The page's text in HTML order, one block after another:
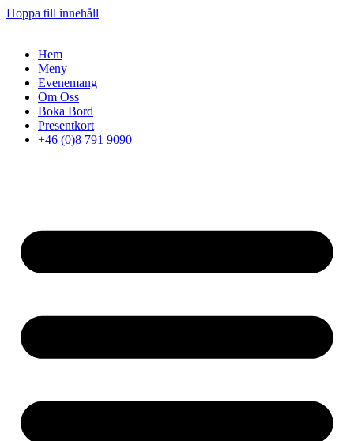
Hoppa till innehåll
Hem
Meny
Evenemang
Om Oss
Boka Bord
Presentkort
+46 (0)8 791 9090